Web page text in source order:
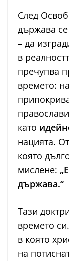
След
държава
– да
в
пречупва
времето:
като
нацията.
която
мислене:
държава.“
Тази
времето
в която
на